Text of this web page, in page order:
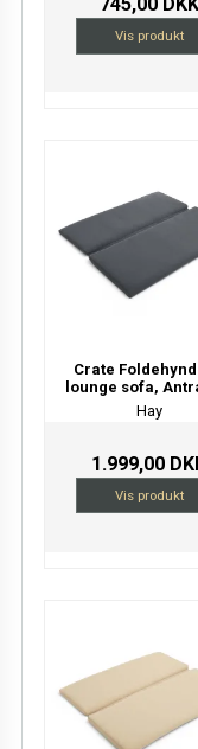
Vis produkt
Crate
lounge sofa,
Hay
1.999,00
Vis produkt